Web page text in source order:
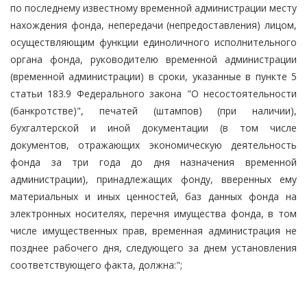
по последнему известному временной администрации месту
нахождения фонда, непередачи (непредоставления) лицом,
осуществляющим функции единоличного исполнительного
органа фонда, руководителю временной администрации
(временной администрации) в сроки, указанные в пункте 5
статьи 183.9 Федерального закона "О несостоятельности
(банкротстве)", печатей (штампов) (при наличии),
бухгалтерской и иной документации (в том числе
документов, отражающих экономическую деятельность
фонда за три года до дня назначения временной
администрации), принадлежащих фонду, вверенных ему
материальных и иных ценностей, баз данных фонда на
электронных носителях, перечня имущества фонда, в том
числе имущественных прав, временная администрация не
позднее рабочего дня, следующего за днем установления
соответствующего факта, должна:";